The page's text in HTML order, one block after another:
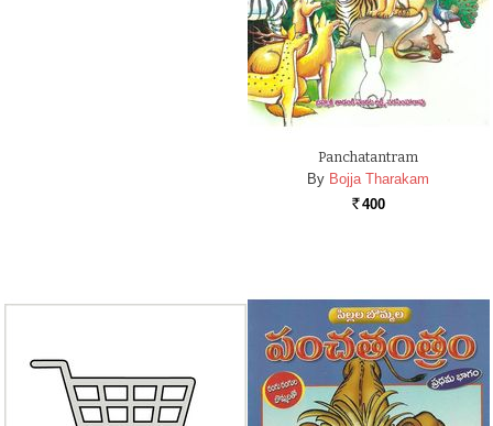
Panchatantram
By Bojja Tharakam
Rs. 400